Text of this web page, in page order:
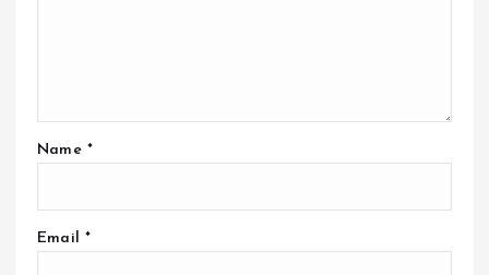
Name *
Email *